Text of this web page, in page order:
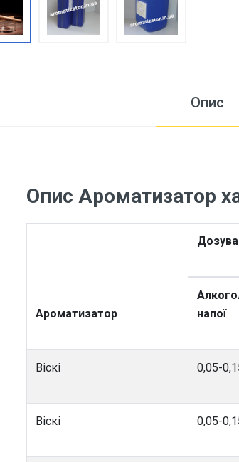
Опис
Опис Ароматизатор
Ароматизатор
напої
Віскі 0,05-
Віскі 0,05-